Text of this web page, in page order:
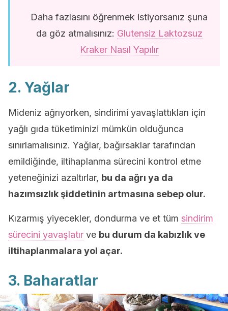
Daha fazlasını öğrenmek istiyorsanız şuna
da göz atmalısınız: Glutensiz Laktozsuz
Kraker Nasıl Yapılır
2. Yağlar
Mideniz ağrıyorken, sindirimi yavaşlattıkları için
yağlı gıda tüketiminizi mümkün olduğunca
sınırlamalısınız. Yağlar, bağırsaklar tarafından
emildiğinde, iltihaplanma sürecini kontrol etme
yeteneğinizi azaltırlar, bu da ağrı ya da
hazımsızlık şiddetinin artmasına sebep olur.
Kızarmış yiyecekler, dondurma ve et tüm sindirim
sürecini yavaşlatır ve bu durum da kabızlık ve
iltihaplanmalara yol açar.
3. Baharatlar